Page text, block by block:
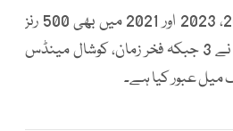
اس سے قبل بابر نے 2024، 2023 اور 2021 میں بھی 500 رنز
بنائے تھے۔ محمد رضوان نے 3 جبکہ فخر زمان، کوشال مینڈس
میل عبور کیا ہے۔